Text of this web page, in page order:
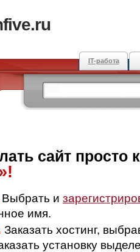
IT-работа
сайт просто
Выбрать и
имя.
Заказать хостинг,
установку